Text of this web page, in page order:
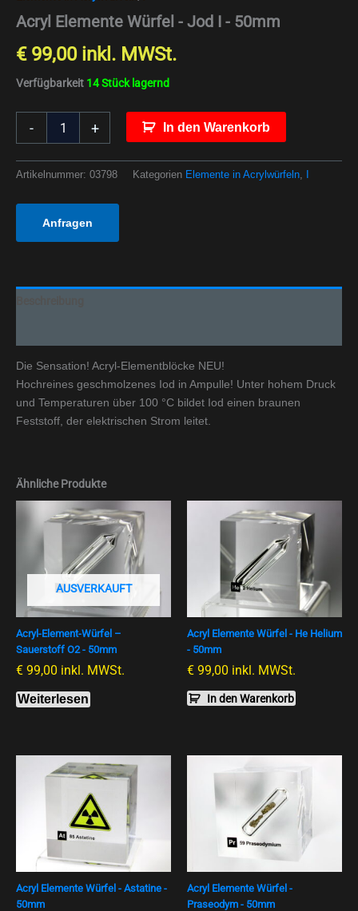
Acryl Elemente Würfel - Jod I - 50mm
€99,00 inkl. MWSt.
Verfügbarkeit 14 Stück lagernd
- + In den Warenkorb
Artikelnummer: 03798 Kategorien Elemente in Acrylwürfeln
Anfragen
Die Sensation! Acryl-Elementblöcke NEU!
Hochreines geschmolzenes Iod in Ampulle! Unter hohem Druck
und Temperaturen über 100 °C bildet Iod einen braunen
Feststoff, der elektrischen Strom leitet.
Ähnliche Produkte
AUSVERKAUFT
Acryl-Element-Würfel –
Sauerstoff O2 - 50mm
€ 99,00 inkl. MWSt.
Weiterlesen
Acryl Elemente Würfel - He Helium
- 50mm
€ 99,00 inkl. MWSt.
In den Warenkorb
Acryl Elemente Würfel - Astatine -
50mm
Acryl Elemente Würfel -
Praseodym - 50mm